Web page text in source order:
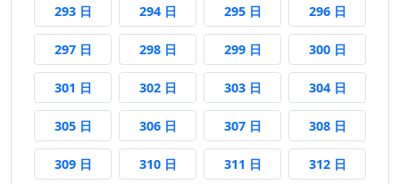
293 日293 日後294 日294 日後295 日295 日後296 日296 日後
297 日297 日後298 日298 日後299 日299 日後300 日300 日後
301 日301 日後302 日302 日後303 日303 日後304 日304 日後
305 日305 日後306 日306 日後307 日307 日後308 日308 日後
309 日309 日後310 日310 日後311 日311 日後312 日312 日後